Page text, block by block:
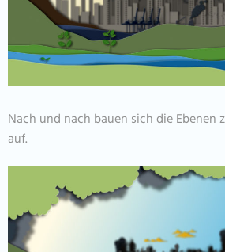
Nach und nach bauen sich die Ebenen
auf.